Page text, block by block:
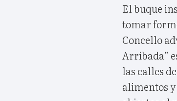
El buque
tomar
Concello
Arribada”
las calles
alimentos